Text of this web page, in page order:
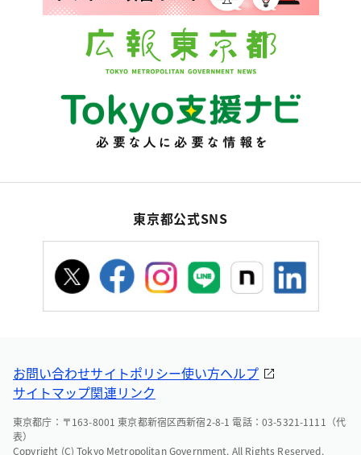
東京都公式SNS
お問い合わせサイトポリシー使い方ヘルプ
サイトマップ関連リンク
東京都庁：〒163-8001 東京都新宿区西新宿2-8-1 電話：03-5321-1111（代
表）
Copyright (C) Tokyo Metropolitan Government. All Rights Reserved.